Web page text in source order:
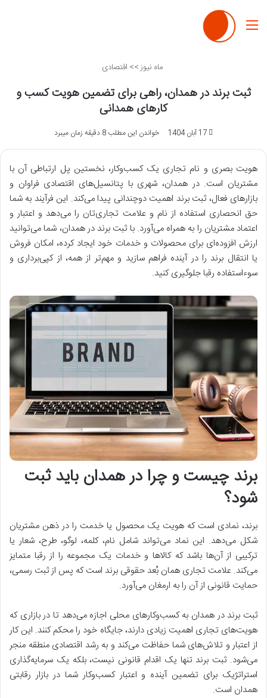
منو
ماه نیوز>> اقتصادی
ثبت برند در همدان، راهی برای تضمین هویت کسب و
کارهای همدانی
17 آبان 1404 خواندن این مطلب 8 دقیقه زمان میبرد
هویت بصری و نام تجاری یک کسب‌وکار، نخستین پل ارتباطی آن با
مشتریان است. در همدان، شهری با پتانسیل‌های اقتصادی فراوان و
بازارهای فعال، ثبت برند اهمیت دوچندانی پیدا می‌کند. این فرآیند به شما
حق انحصاری استفاده از نام و علامت تجاری‌تان را می‌دهد و اعتبار و
اعتماد مشتریان را به همراه می‌آورد. با ثبت برند در همدان، شما می‌توانید
ارزش افزوده‌ای برای محصولات و خدمات خود ایجاد کرده، امکان فروش
یا انتقال برند را در آینده فراهم سازید و مهم‌تر از همه، از کپی‌برداری و
سوءاستفاده رقبا جلوگیری کنید.
برند چیست و چرا در همدان باید ثبت
شود؟
برند، نمادی است که هویت یک محصول یا خدمت را در ذهن مشتریان
شکل می‌دهد. این نماد می‌تواند شامل نام، کلمه، لوگو، طرح، شعار یا
ترکیبی از آن‌ها باشد که کالاها و خدمات یک مجموعه را از رقبا متمایز
می‌کند. علامت تجاری همان بُعد حقوقی برند است که پس از ثبت رسمی،
حمایت قانونی از آن را به ارمغان می‌آورد.
ثبت برند در همدان به کسب‌وکارهای محلی اجازه می‌دهد تا در بازاری که
هویت‌های تجاری اهمیت زیادی دارند، جایگاه خود را محکم کنند. این کار
از اعتبار و تلاش‌های شما حفاظت می‌کند و به رشد اقتصادی منطقه منجر
می‌شود. ثبت برند تنها یک اقدام قانونی نیست، بلکه یک سرمایه‌گذاری
استراتژیک برای تضمین آینده و اعتبار کسب‌وکار شما در بازار رقابتی
همدان است.